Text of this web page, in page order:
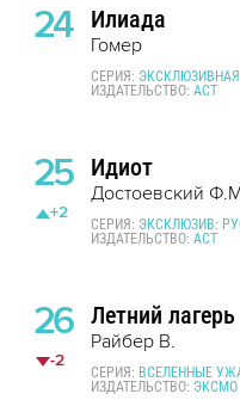
24 Илиада
Гомер
СЕРИЯ:
ИЗДАТЕЛЬСТВО: АСТ
25 Идиот
Достоевский
СЕРИЯ: ЭКСКЛЮЗИВ:
ИЗДАТЕЛЬСТВО: АСТ
+2
26 Летний лагерь
Райбер В.
СЕРИЯ: ВСЕЛЕННЫЕ
ИЗДАТЕЛЬСТВО: ЭКСМО
-2